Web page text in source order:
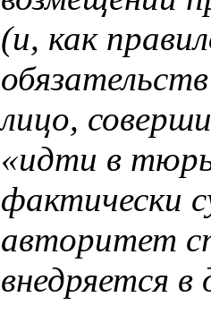
(и, как
лицо,
«идти в
фактически
авторитет
внедряется в